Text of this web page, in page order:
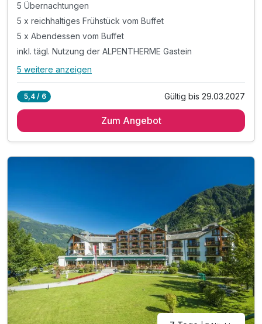
5 Übernachtungen
5 x reichhaltiges Frühstück vom Buffet
5 x Abendessen vom Buffet
inkl. tägl. Nutzung der ALPENTHERME Gastein
Alle Inklusivleistungen
5 x reichhaltiges Frühstück vom Buffet
inkl. Teestation & 1 L Mineralwasser am Zimmer
inkl. W-LAN Nutzung im ganzen Hotel
inkl. Gastein Card mit vielen Mehrwerten
5 weitere anzeigen
5,4 / 6 Gültig bis 29.03.2027
Zum Angebot